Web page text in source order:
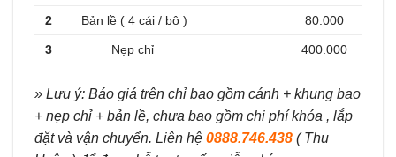
2 Bản lề ( 4 cái / bộ ) 80.000
3 Nẹp chỉ 400.000
» Lưu ý: Báo giá trên chỉ bao gồm cánh + khung bao
+ nẹp chỉ + bản lề, chưa bao gồm chi phí khóa , lắp
đặt và vận chuyển. Liên hệ 0888.746.438 ( Thu